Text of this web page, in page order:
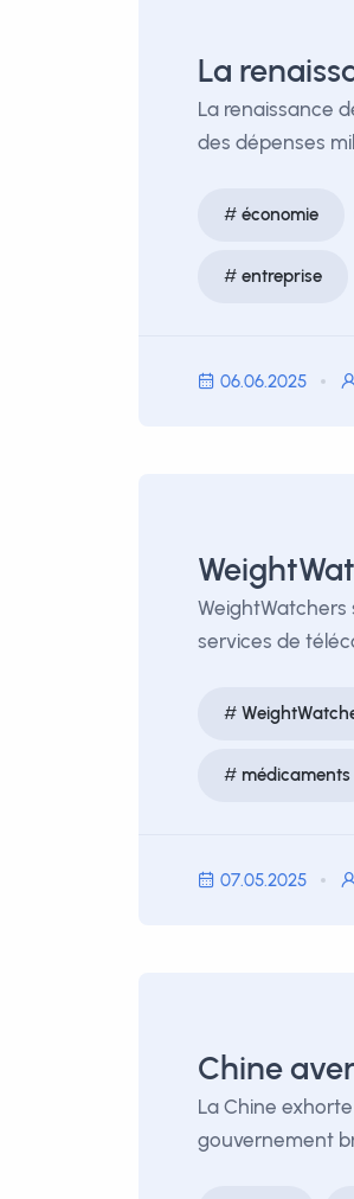
La
La renaissance
des dépenses
économie
entreprise
06.06.2025
WeightWatchers
services de
médicaments
07.05.2025
Chine
La Chine
gouvernement